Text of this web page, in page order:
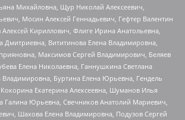
Михайловна, Щур Николай Алексеевич,
Мосин Алексей Геннадьевич, Гефтер Валентин
Кириллович, Флиге Ирина Анатольевна,
Дмитриевна, Вититинова Елена Владимировна,
Максимов Сергей Владимирович, Беляев
Елена Николаевна, Ганнушкина Светлана
Владимировна, Буртина Елена Юрьевна, Гендель
Екатерина Алексеевна, Шуманов Илья
Галина Юрьевна, Свечников Анатолий Мариевич,
Шахова Елена Владимировна, Подузов Сергей